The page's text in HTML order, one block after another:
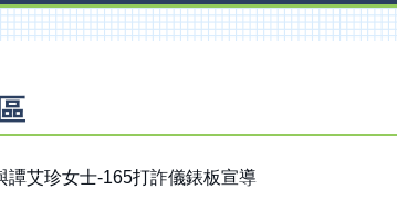
譚艾珍女士-165打詐儀錶板宣導